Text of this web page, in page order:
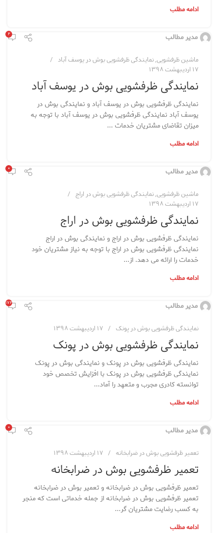
ادامه مطلب
مدیر مطالب ۲
ماشین ظرفشویی,نمایندگی ظرفشویی بوش در یوسف آباد
۱۷ اردیبهشت ۱۳۹۸
نمایندگی ظرفشویی بوش در یوسف آباد
نمایندگی ظرفشویی بوش در یوسف آباد و نمایندگی بوش در
یوسف آباد نمایندگی ظرفشویی بوش در یوسف آباد با توجه به
میزان تقاضای مشتریان خدمات ...
ادامه مطلب
مدیر مطالب ۰
ماشین ظرفشویی,نمایندگی ظرفشویی بوش در اراج
۱۷ اردیبهشت ۱۳۹۸
نمایندگی ظرفشویی بوش در اراج
نمایندگی ظرفشویی بوش در اراج و نمایندگی بوش در اراج
نمایندگی ظرفشویی بوش در اراج با توجه به نیاز مشتریان خود
خدمات را ارائه می دهد. از...
ادامه مطلب
مدیر مطالب ۱۷۲
نمایندگی ظرفشویی بوش در پونک ۱۷ اردیبهشت ۱۳۹۸
نمایندگی ظرفشویی بوش در پونک
نمایندگی ظرفشویی بوش در پونک و نمایندگی بوش در پونک
نمایندگی ظرفشویی بوش در پونک با افزایش تخصص خود
توانسته کادری مجرب و متعهد را آماد...
ادامه مطلب
مدیر مطالب ۰
تعمیر ظرفشویی بوش در ضرابخانه ۱۷ اردیبهشت ۱۳۹۸
تعمیر ظرفشویی بوش در ضرابخانه
تعمیر ظرفشویی بوش در ضرابخانه و تعمیر بوش در ضرابخانه
تعمیر ظرفشویی بوش در ضرابخانه از جمله خدماتی است که منجر
به کسب رضایت مشتریان گر...
ادامه مطلب